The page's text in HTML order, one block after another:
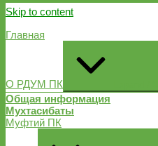
Skip to content
Главная
О РДУМ ПК
Общая информация
Мухтасибаты
Муфтий ПК